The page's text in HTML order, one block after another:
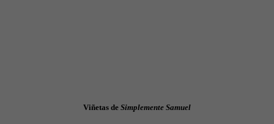
Viñetas de Simplemente Samuel